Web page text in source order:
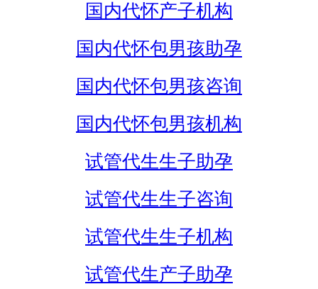
国内代怀产子机构
国内代怀包男孩助孕
国内代怀包男孩咨询
国内代怀包男孩机构
试管代生生子助孕
试管代生生子咨询
试管代生生子机构
试管代生产子助孕